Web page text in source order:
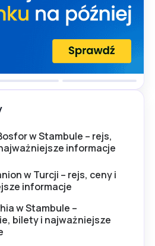
w Stambule – rejs,
informacje
w Turcji – rejs, ceny i
informacje
w Stambule –
bilety i najważniejsze